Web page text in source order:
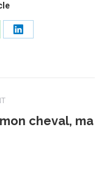
Share
mon cheval, ma